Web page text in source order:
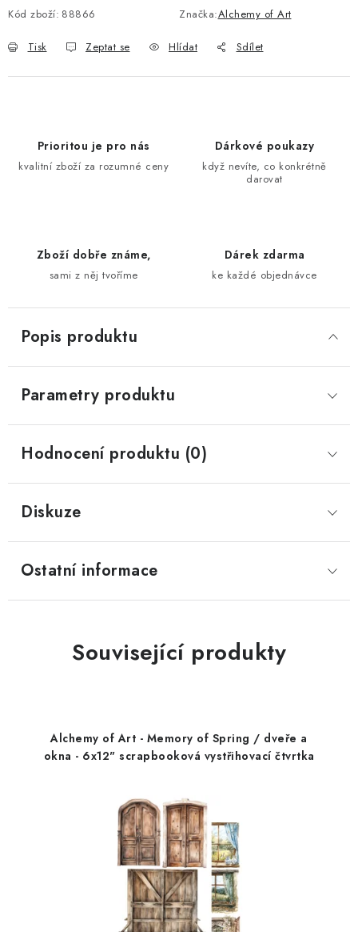
Kód zboží: 88866 Značka:Alchemy of Art
Tisk Zeptat se Hlídat Sdílet
Prioritou je pro nás
kvalitní zboží za rozumné ceny
Dárkové poukazy
když nevíte, co konkrétně
darovat
Zboží dobře známe,
sami z něj tvoříme
Dárek zdarma
ke každé objednávce
Popis produktu
Parametry produktu
Hodnocení produktu (0)
Diskuze
Ostatní informace
Související produkty
Alchemy of Art - Memory of Spring / dveře a
okna - 6x12" scrapbooková vystřihovací čtvrtka